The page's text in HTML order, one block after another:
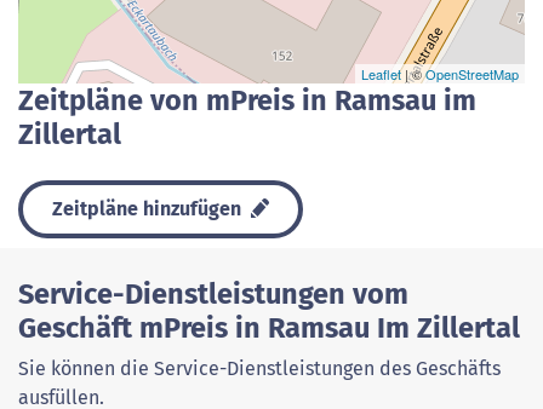
Leaflet| ©OpenStreetMap
Zeitpläne von mPreis in Ramsau im
Zillertal
Zeitpläne hinzufügen
Service-Dienstleistungen vom
Geschäft mPreis in Ramsau Im Zillertal
Sie können die Service-Dienstleistungen des Geschäfts
ausfüllen.